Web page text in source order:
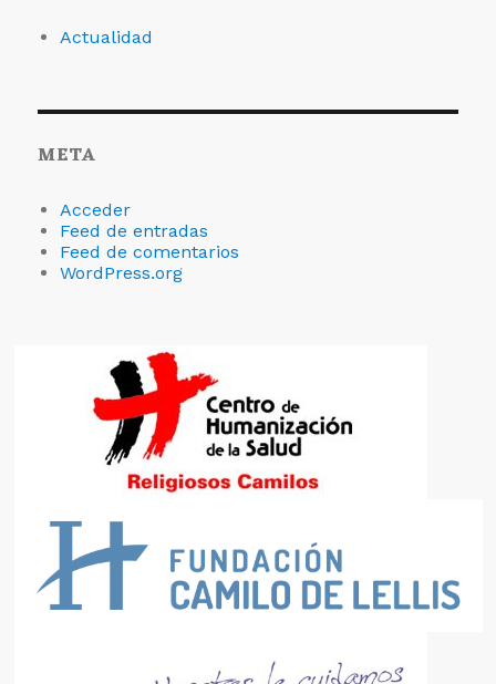
Actualidad
META
Acceder
Feed de entradas
Feed de comentarios
WordPress.org